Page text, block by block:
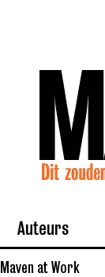
Auteurs
Maven at Work